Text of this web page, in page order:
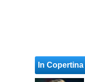
In Copertina